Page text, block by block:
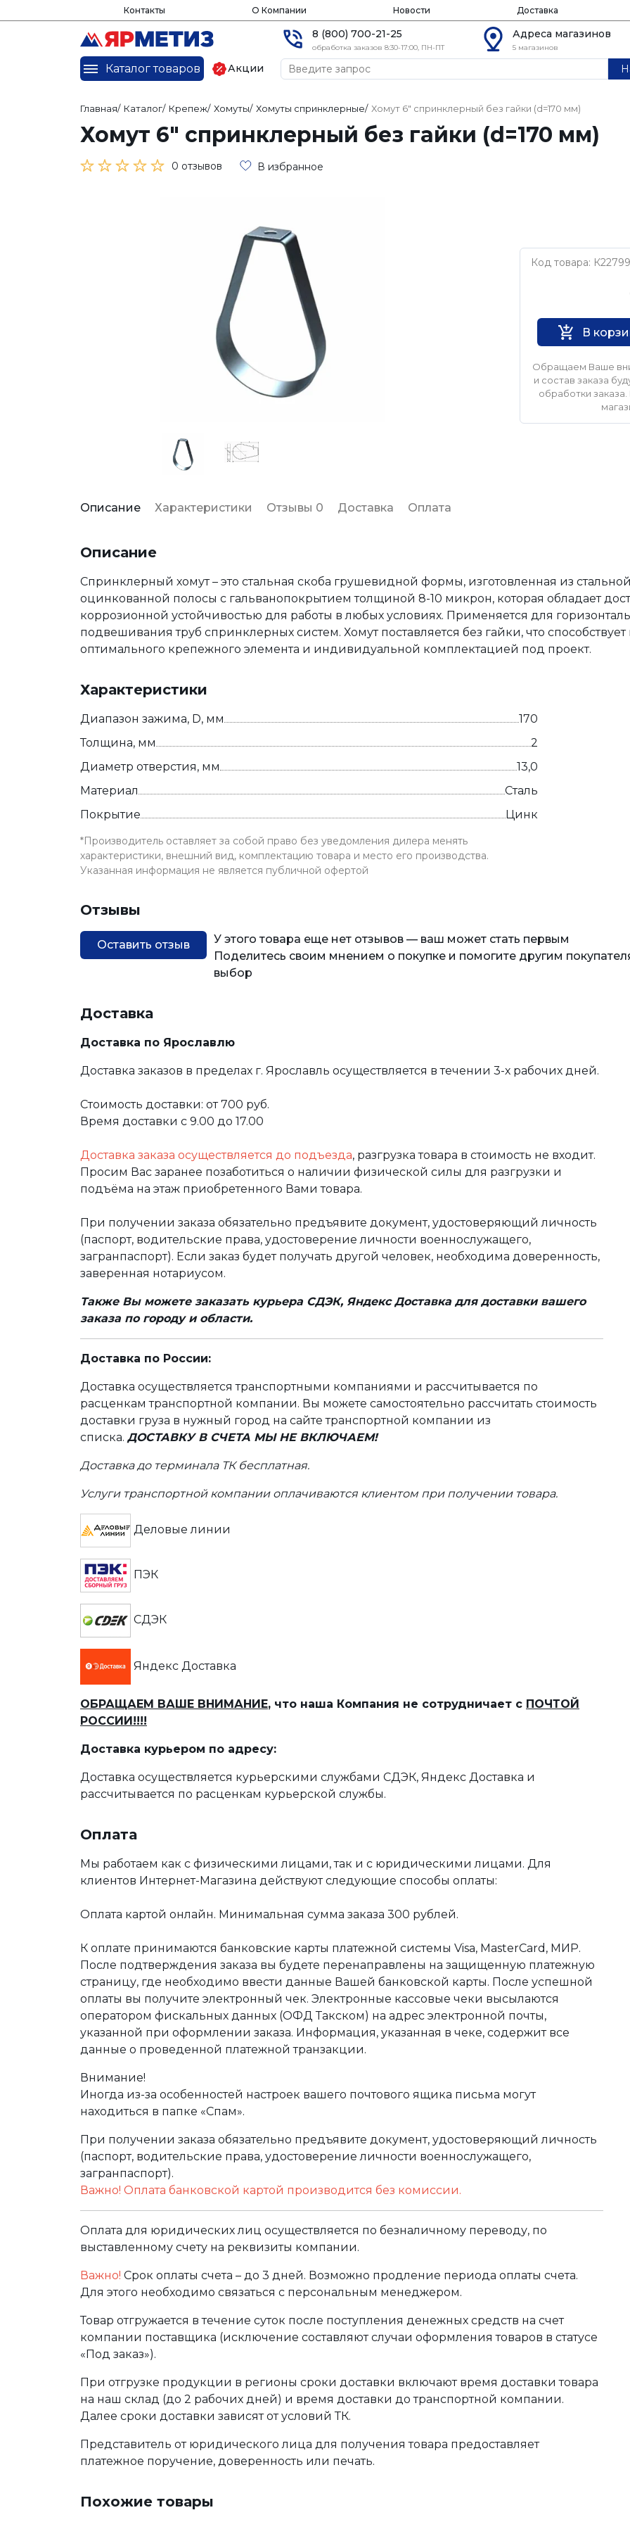
Контакты О Компании Новости Доставка
8 (800) 700-21-25
обработка заказов 8:30-17:00, ПН-ПТ
Адреса магазинов
5 магазинов
Каталог товаров Акции
Главная/ Каталог/ Крепеж/ Хомуты/ Хомуты спринклерные/ Хомут 6" спринклерный без гайки (d=170 мм)
Хомут 6" спринклерный без гайки (d=170 мм)
0 отзывов В избранное
Код товара:
В
Обращаем Ваше
и состав заказа
обработки
Описание Характеристики Отзывы 0 Доставка Оплата
Описание
Спринклерный хомут – это стальная скоба грушевидной формы, изготовленная из
оцинкованной полосы с гальванопокрытием толщиной 8-10 микрон, которая обладает
коррозионной устойчивостью для работы в любых условиях. Применяется для
подвешивания труб спринклерных систем. Хомут поставляется без гайки, что
оптимального крепежного элемента и индивидуальной комплектацией под проект.
Характеристики
Диапазон зажима, D, мм
170
Толщина, мм
2
Диаметр отверстия, мм
13,0
Материал
Сталь
Покрытие
Цинк
*Производитель оставляет за собой право без уведомления дилера менять
характеристики, внешний вид, комплектацию товара и место его производства.
Указанная информация не является публичной офертой
Отзывы
Оставить отзыв
У этого товара еще нет отзывов — ваш может стать первым
Поделитесь своим мнением о покупке и помогите другим
выбор
Доставка
Доставка по Ярославлю
Доставка заказов в пределах г. Ярославль осуществляется в течении 3-х рабочих дней.
Стоимость доставки: от 700 руб.
Время доставки с 9.00 до 17.00
Доставка заказа осуществляется до подъезда, разгрузка товара в стоимость не входит.
Просим Вас заранее позаботиться о наличии физической силы для разгрузки и
подъёма на этаж приобретенного Вами товара.
При получении заказа обязательно предъявите документ, удостоверяющий личность
(паспорт, водительские права, удостоверение личности военнослужащего,
загранпаспорт). Если заказ будет получать другой человек, необходима доверенность,
заверенная нотариусом.
Также Вы можете заказать курьера СДЭК, Яндекс Доставка для доставки вашего
заказа по городу и области.
Доставка по России:
Доставка осуществляется транспортными компаниями и рассчитывается по
расценкам транспортной компании. Вы можете самостоятельно рассчитать стоимость
доставки груза в нужный город на сайте транспортной компании из
списка. ДОСТАВКУ В СЧЕТА МЫ НЕ ВКЛЮЧАЕМ!
Доставка до терминала ТК бесплатная.
Услуги транспортной компании оплачиваются клиентом при получении товара.
Деловые линии
ПЭК
СДЭК
Яндекс Доставка
ОБРАЩАЕМ ВАШЕ ВНИМАНИЕ, что наша Компания не сотрудничает с ПОЧТОЙ
РОССИИ!!!!
Доставка курьером по адресу:
Доставка осуществляется курьерскими службами СДЭК, Яндекс Доставка и
рассчитывается по расценкам курьерской службы.
Оплата
Мы работаем как с физическими лицами, так и с юридическими лицами. Для
клиентов Интернет-Магазина действуют следующие способы оплаты:
Оплата картой онлайн. Минимальная сумма заказа 300 рублей.
К оплате принимаются банковские карты платежной системы Visa, MasterCard, МИР.
После подтверждения заказа вы будете перенаправлены на защищенную платежную
страницу, где необходимо ввести данные Вашей банковской карты. После успешной
оплаты вы получите электронный чек. Электронные кассовые чеки высылаются
оператором фискальных данных (ОФД Такском) на адрес электронной почты,
указанной при оформлении заказа. Информация, указанная в чеке, содержит все
данные о проведенной платежной транзакции.
Внимание!
Иногда из-за особенностей настроек вашего почтового ящика письма могут
находиться в папке «Спам».
При получении заказа обязательно предъявите документ, удостоверяющий личность
(паспорт, водительские права, удостоверение личности военнослужащего,
загранпаспорт).
Важно! Оплата банковской картой производится без комиссии.
Оплата для юридических лиц осуществляется по безналичному переводу, по
выставленному счету на реквизиты компании.
Важно! Срок оплаты счета – до 3 дней. Возможно продление периода оплаты счета.
Для этого необходимо связаться с персональным менеджером.
Товар отгружается в течение суток после поступления денежных средств на счет
компании поставщика (исключение составляют случаи оформления товаров в статусе
«Под заказ»).
При отгрузке продукции в регионы сроки доставки включают время доставки товара
на наш склад (до 2 рабочих дней) и время доставки до транспортной компании.
Далее сроки доставки зависят от условий ТК.
Представитель от юридического лица для получения товара предоставляет
платежное поручение, доверенность или печать.
Похожие товары